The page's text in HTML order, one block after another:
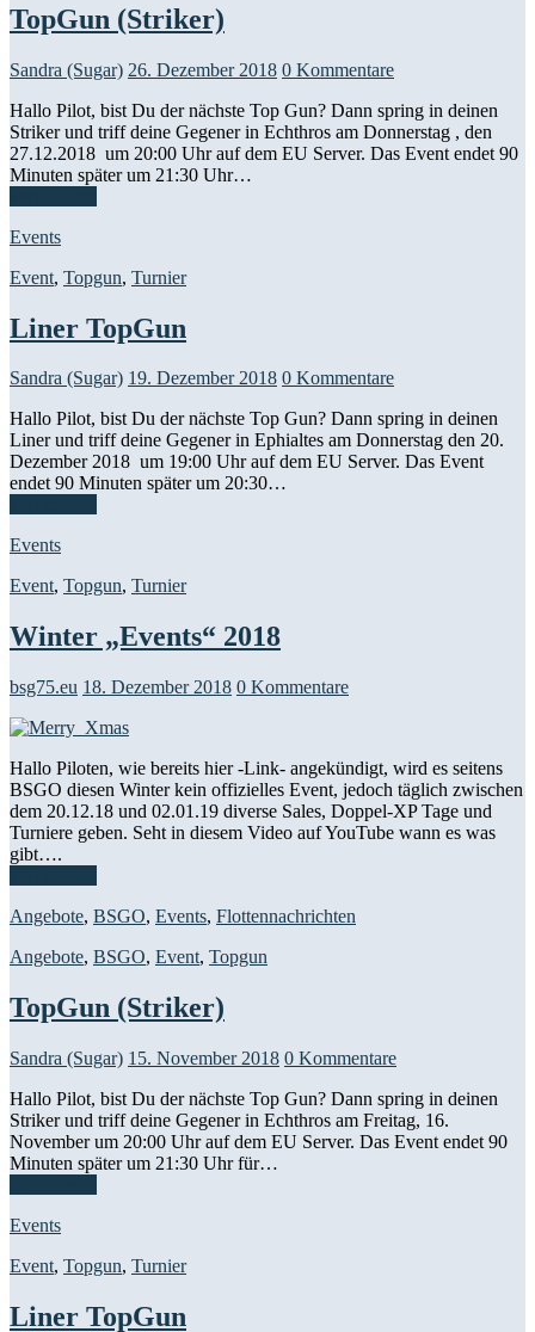
TopGun (Striker)
Sandra (Sugar) 26. Dezember 2018 0 Kommentare
Hallo Pilot, bist Du der nächste Top Gun? Dann spring in deinen
Striker und triff deine Gegener in Echthros am Donnerstag , den
27.12.2018 um 20:00 Uhr auf dem EU Server. Das Event endet 90
Minuten später um 21:30 Uhr…
Events
Event, Topgun, Turnier
Liner TopGun
Sandra (Sugar) 19. Dezember 2018 0 Kommentare
Hallo Pilot, bist Du der nächste Top Gun? Dann spring in deinen
Liner und triff deine Gegener in Ephialtes am Donnerstag den 20.
Dezember 2018 um 19:00 Uhr auf dem EU Server. Das Event
endet 90 Minuten später um 20:30…
Events
Event, Topgun, Turnier
Winter „Events“ 2018
bsg75.eu 18. Dezember 2018 0 Kommentare
Hallo Piloten, wie bereits hier -Link- angekündigt, wird es seitens
BSGO diesen Winter kein offizielles Event, jedoch täglich zwischen
dem 20.12.18 und 02.01.19 diverse Sales, Doppel-XP Tage und
Turniere geben. Seht in diesem Video auf YouTube wann es was
gibt….
Angebote, BSGO, Events, Flottennachrichten
Angebote, BSGO, Event, Topgun
TopGun (Striker)
Sandra (Sugar) 15. November 2018 0 Kommentare
Hallo Pilot, bist Du der nächste Top Gun? Dann spring in deinen
Striker und triff deine Gegener in Echthros am Freitag, 16.
November um 20:00 Uhr auf dem EU Server. Das Event endet 90
Minuten später um 21:30 Uhr für…
Events
Event, Topgun, Turnier
Liner TopGun